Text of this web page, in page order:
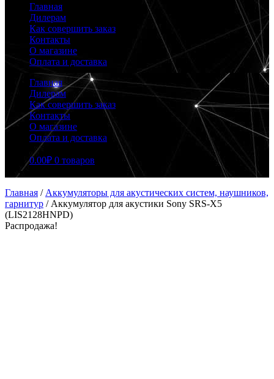
Главная
Дилерам
Как совершить заказ
Контакты
О магазине
Оплата и доставка
Главная
Дилерам
Как совершить заказ
Контакты
О магазине
Оплата и доставка
0.00₽ 0 товаров
Главная / Аккумуляторы для акустических систем, наушников,
гарнитур / Аккумулятор для акустики Sony SRS-X5
(LIS2128HNPD)
Распродажа!